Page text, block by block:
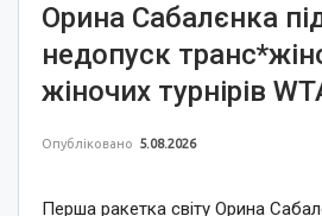
Орина Сабалєнка
недопуск
жіночих турнірів
Опубліковано 5.08.2026
Перша ракетка світу Орина